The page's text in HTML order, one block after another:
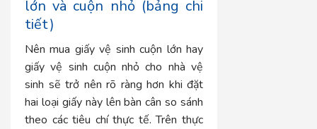
lớn và cuộn nhỏ (bảng chi
tiết)
Nên mua giấy vệ sinh cuộn lớn hay
giấy vệ sinh cuộn nhỏ cho nhà vệ
sinh sẽ trở nên rõ ràng hơn khi đặt
hai loại giấy này lên bàn cân so sánh
theo các tiêu chí thực tế. Trên thực